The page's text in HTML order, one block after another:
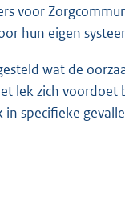
voor
hun eigen
wat de
lek zich voordoet
specifieke